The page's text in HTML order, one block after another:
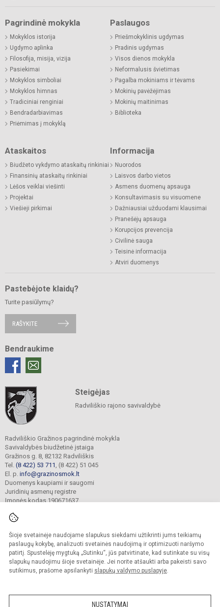
Šioje svetainėje naudojame slapukus siekdami užtikrinti jums teikiamų
paslaugų kokybę, analizuoti svetainės naudojimą ir optimizuoti naršymo
patirtį. Spustelėję mygtuką „Sutinku“, jūs patvirtinate, kad sutinkate su visų
slapukų naudojimu šioje svetainėje. Jei norite atšaukti arba pakeisti savo
sutikimus, prašome apsilankyti slapukų valdymo puslapyje.
NUSTATYMAI
Pagrindinė mokykla
Mokyklos istorija
Ugdymo aplinka
Filosofija, misija, vizija
Pasiekimai
Mokyklos simboliai
Mokyklos himnas
Tradiciniai renginiai
Bendradarbiavimas
Priėmimas į mokyklą
Paslaugos
Priešmokyklinis ugdymas
Pradinis ugdymas
Visos dienos mokykla
Neformalusis švietimas
Pagalba mokiniams ir tėvams
Mokinių pavėžėjimas
Mokinių maitinimas
Biblioteka
Ataskaitos
Biudžeto vykdymo ataskaitų rinkiniai
Finansinių ataskaitų rinkiniai
Lėšos veiklai viešinti
Projektai
Viešieji pirkimai
Informacija
Nuorodos
Laisvos darbo vietos
Asmens duomenų apsauga
Konsultavimasis su visuomene
Dažniausiai užduodami klausimai
Pranešėjų apsauga
Korupcijos prevencija
Civilinė sauga
Teisinė informacija
Atviri duomenys
Pastebėjote klaidų?
Turite pasiūlymų?
RAŠYKITE
Bendraukime
Steigėjas
Radviliškio rajono savivaldybė
Radviliškio Gražinos pagrindinė mokykla
Savivaldybės biudžetinė įstaiga
Gražinos g. 8, 82132 Radviliškis
Tel. (8 422) 53 711 , (8 422) 51 045
El. p. info@grazinosmok.lt
Duomenys kaupiami ir saugomi
Juridinių asmenų registre
Įmonės kodas 190671637
© 2022. Radviliškio Gražinos pagrindinė mokykla. Visos teisės saugomos.
Kopijuoti turinį be raštiško įstaigos administracijos sutikimo griežtai draudžiama.
Prieinamumo paraiška Slapukų valdymas
Sumanus būdas atnaujinti